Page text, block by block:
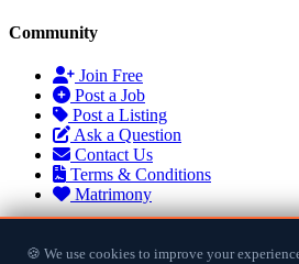
Community
Join Free
Post a Job
Post a Listing
Ask a Question
Contact Us
Terms & Conditions
Matrimony
🍪 We use cookies to improve your